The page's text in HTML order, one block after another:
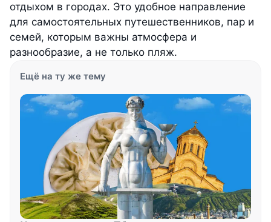
отдыхом в городах. Это удобное направление
для самостоятельных путешественников, пар и
семей, которым важны атмосфера и
разнообразие, а не только пляж.
Ещё на ту же тему